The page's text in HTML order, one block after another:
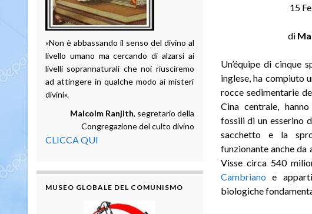
15
di
Un’équipe di cinque
inglese, ha compiuto
rocce sedimentarie
Cina centrale,
fossili di un esserino
sacchetto e la
funzionante anche
Visse circa 540
Cambriano e
biologiche
«Non è abbassando il senso del divino al
livello umano ma cercando di alzarsi ai
livelli soprannaturali che noi riusciremo
ad attingere in qualche modo ai misteri
divini».
Malcolm Ranjith, segretario della
Congregazione del culto divino
CLICCA QUI
MUSEO GLOBALE DEL COMUNISMO